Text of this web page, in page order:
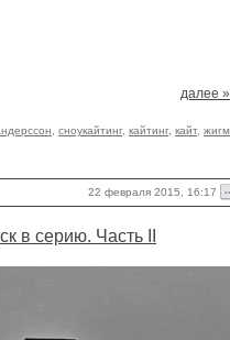
далее »
сноукайтинг, кайтинг, кайт,
22 февраля 2015, 16:17
в серию. Часть II